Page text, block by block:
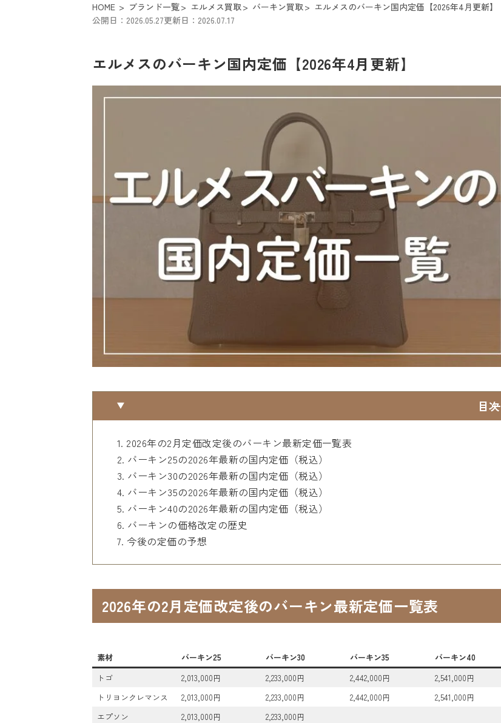
HOME ブランド一覧 エルメス買取 バーキン買取
エルメスのバーキン国内定価【2026年4月更新】
公開日：2026.05.27更新日：2026.07.17
エルメスのバーキン国内定価【2026年4月更新】
目次
2026年の2月定価改定後のバーキン最新定価一覧表
バーキン25の2026年最新の国内定価（税込）
バーキン30の2026年最新の国内定価（税込）
バーキン35の2026年最新の国内定価（税込）
バーキン40の2026年最新の国内定価（税込）
バーキンの価格改定の歴史
今後の定価の予想
2026年の2月定価改定後のバーキン最新定価一覧表
素材 バーキン25 バーキン30 バーキン35
バーキン40
トゴ
2,013,000円 2,233,000円 2,442,000円
2,541,000円
トリヨンクレマンス
2,013,000円 2,233,000円 2,442,000円
2,541,000円
エプソン
2,013,000円
2,233,000円